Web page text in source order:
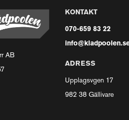
AB
KONTAKT
070-659 83 22
ADRESS
Upplagsvgen 17
982 38 Gällivare